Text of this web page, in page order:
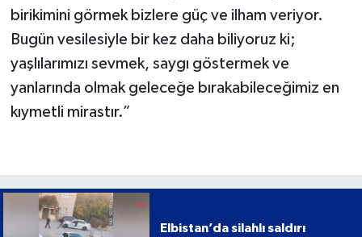
birikimini görmek bizlere güç ve ilham veriyor.
Bugün vesilesiyle bir kez daha biliyoruz ki;
yaşlılarımızı sevmek, saygı göstermek ve
yanlarında olmak geleceğe bırakabileceğimiz en
kıymetli mirastır.”
Elbistan’da silahlı saldırı